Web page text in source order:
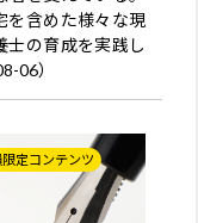
を含めた様々な現
士の育成を実践し
06）
定コンテンツ